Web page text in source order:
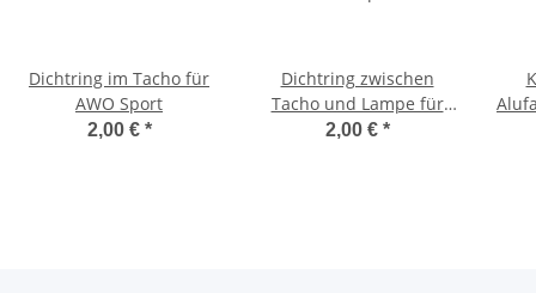
Dichtring im Tacho für
AWO Sport
2,00 € *
Dichtring zwischen
Tacho und Lampe für
AWO Sport
2,00 € *